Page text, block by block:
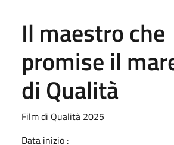
Il maestro che
promise il
di Qualità
Film di Qualità 2025
Data inizio :